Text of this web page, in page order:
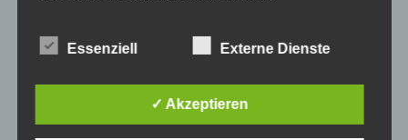
19×8 ET40 5×112
425,00€ *
19×8 ET40 5×112
Brushed Titanium
425,00€ *
Wir verwenden in dieser Datenschutzerklärung
unter anderem die folgenden Begriffe:
Essenziell Externe Dienste
✓ Akzeptieren